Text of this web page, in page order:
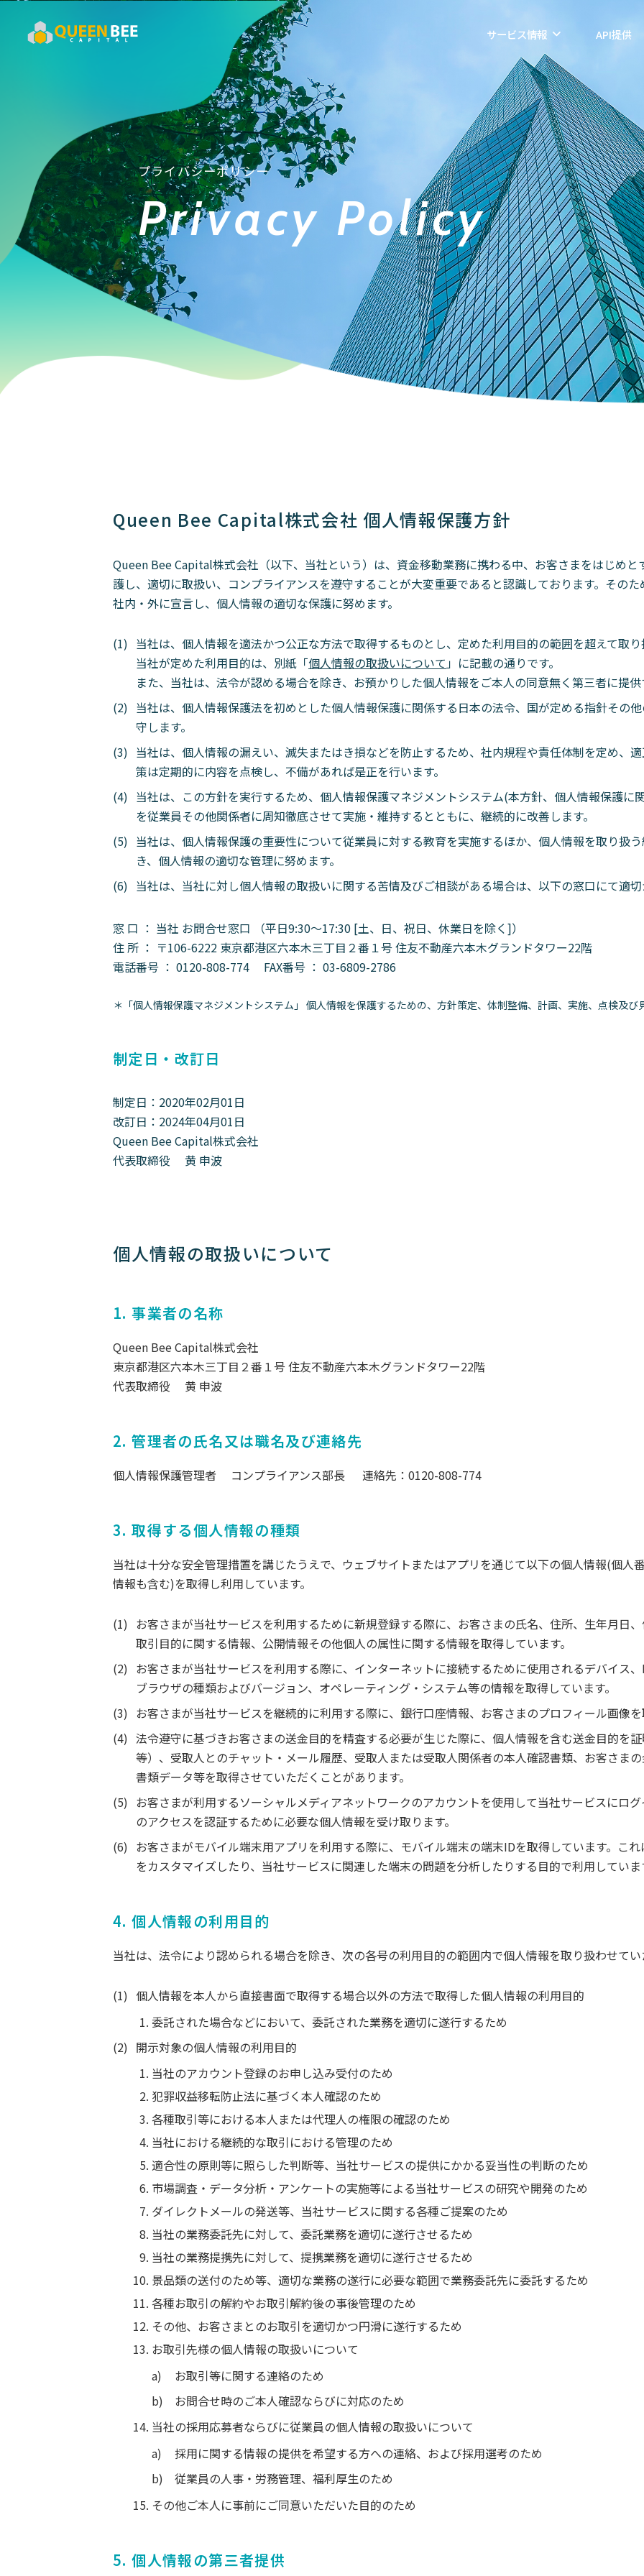
サービス情報 API提供
プライバシーポリシー
Privacy Policy
Queen Bee Capital株式会社 個人情報保護方針
Queen Bee Capital株式会社（以下、当社という）は、資金移動業務に携わる中、お客さまをはじめ
護し、適切に取扱い、コンプライアンスを遵守することが大変重要であると認識しております。その
社内・外に宣言し、個人情報の適切な保護に努めます。
当社は、個人情報を適法かつ公正な方法で取得するものとし、定めた利用目的の範囲を超えて取り
当社が定めた利用目的は、別紙「個人情報の取扱いについて 」に記載の通りです。
また、当社は、法令が認める場合を除き、お預かりした個人情報をご本人の同意無く第三者に提供
当社は、個人情報保護法を初めとした個人情報保護に関係する日本の法令、国が定める指針その
守します。
当社は、個人情報の漏えい、滅失またはき損などを防止するため、社内規程や責任体制を定め、
策は定期的に内容を点検し、不備があれば是正を行います。
当社は、この方針を実行するため、個人情報保護マネジメントシステム(本方針、個人情報保護に
を従業員その他関係者に周知徹底させて実施・維持するとともに、継続的に改善します。
当社は、個人情報保護の重要性について従業員に対する教育を実施するほか、個人情報を取り扱
き、個人情報の適切な管理に努めます。
当社は、当社に対し個人情報の取扱いに関する苦情及びご相談がある場合は、以下の窓口にて適切
窓 口 ： 当社 お問合せ窓口 （平日9:30～17:30 [土、日、祝日、休業日を除く]）
住 所 ： 〒106-6222 東京都港区六本木三丁目２番１号 住友不動産六本木グランドタワー22階
電話番号 ： 0120-808-774 FAX番号 ： 03-6809-2786
＊「個人情報保護マネジメントシステム」 個人情報を保護するための、方針策定、体制整備、計画、実施、点検及び
制定日・改訂日
制定日：2020年02月01日
改訂日：2024年04月01日
Queen Bee Capital株式会社
代表取締役 黄 申波
個人情報の取扱いについて
1. 事業者の名称
Queen Bee Capital株式会社
東京都港区六本木三丁目２番１号 住友不動産六本木グランドタワー22階
代表取締役 黄 申波
2. 管理者の氏名又は職名及び連絡先
個人情報保護管理者 コンプライアンス部長 連絡先： 0120-808-774
3. 取得する個人情報の種類
当社は十分な安全管理措置を講じたうえで、ウェブサイトまたはアプリを通じて以下の個人情報(個人
情報も含む)を取得し利用しています。
お客さまが当社サービスを利用するために新規登録する際に、お客さまの氏名、住所、生年月日
取引目的に関する情報、公開情報その他個人の属性に関する情報を取得しています。
お客さまが当社サービスを利用する際に、インターネットに接続するために使用されるデバイス
ブラウザの種類およびバージョン、オペレーティング・システム等の情報を取得しています。
お客さまが当社サービスを継続的に利用する際に、銀行口座情報、お客さまのプロフィール画像を
法令遵守に基づきお客さまの送金目的を精査する必要が生じた際に、個人情報を含む送金目的を
等）、受取人とのチャット・メール履歴、受取人または受取人関係者の本人確認書類、お客さま
書類データ等を取得させていただくことがあります。
お客さまが利用するソーシャルメディアネットワークのアカウントを使用して当社サービスにロ
のアクセスを認証するために必要な個人情報を受け取ります。
お客さまがモバイル端末用アプリを利用する際に、モバイル端末の端末IDを取得しています。こ
をカスタマイズしたり、当社サービスに関連した端末の問題を分析したりする目的で利用していま
4. 個人情報の利用目的
当社は、法令により認められる場合を除き、次の各号の利用目的の範囲内で個人情報を取り扱わせてい
個人情報を本人から直接書面で取得する場合以外の方法で取得した個人情報の利用目的
委託された場合などにおいて、委託された業務を適切に遂行するため
開示対象の個人情報の利用目的
当社のアカウント登録のお申し込み受付のため
犯罪収益移転防止法に基づく本人確認のため
各種取引等における本人または代理人の権限の確認のため
当社における継続的な取引における管理のため
適合性の原則等に照らした判断等、当社サービスの提供にかかる妥当性の判断のため
市場調査・データ分析・アンケートの実施等による当社サービスの研究や開発のため
ダイレクトメールの発送等、当社サービスに関する各種ご提案のため
当社の業務委託先に対して、委託業務を適切に遂行させるため
当社の業務提携先に対して、提携業務を適切に遂行させるため
景品類の送付のため等、適切な業務の遂行に必要な範囲で業務委託先に委託するため
各種お取引の解約やお取引解約後の事後管理のため
その他、お客さまとのお取引を適切かつ円滑に遂行するため
お取引先様の個人情報の取扱いについて
お取引等に関する連絡のため
お問合せ時のご本人確認ならびに対応のため
当社の採用応募者ならびに従業員の個人情報の取扱いについて
採用に関する情報の提供を希望する方への連絡、および採用選考のため
従業員の人事・労務管理、福利厚生のため
その他ご本人に事前にご同意いただいた目的のため
5. 個人情報の第三者提供